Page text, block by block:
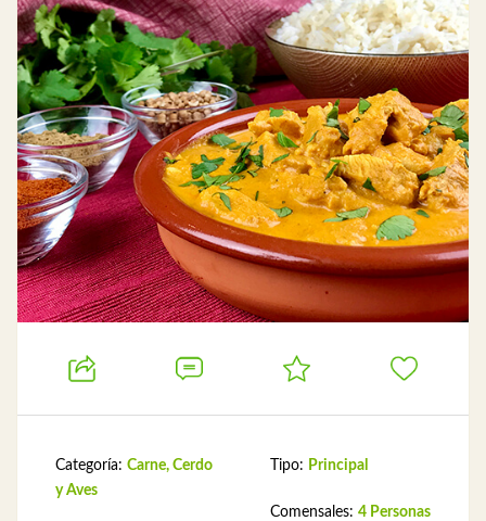
Categoría: Carne, Cerdo
y Aves
Tipo: Principal
Comensales: 4 Personas